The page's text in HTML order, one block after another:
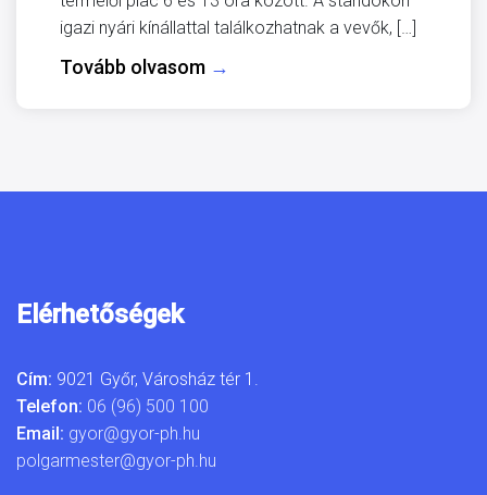
igazi nyári kínállattal találkozhatnak a vevők, […]
Tovább olvasom →
Elérhetőségek
Cím: 9021 Győr, Városház tér 1.
Telefon: 06 (96) 500 100
Email: gyor@gyor-ph.hu
polgarmester@gyor-ph.hu